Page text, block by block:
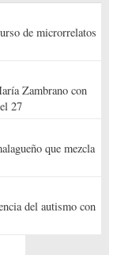
de microrrelatos
Zambrano con
27
que mezcla
del autismo con